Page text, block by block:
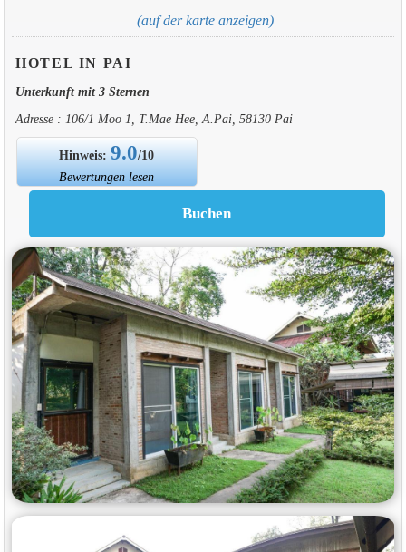
(auf der karte anzeigen)
HOTEL IN PAI
Unterkunft mit 3 Sternen
Adresse : 106/1 Moo 1, T.Mae Hee, A.Pai, 58130 Pai
Hinweis:9.0/10
Bewertungen lesen